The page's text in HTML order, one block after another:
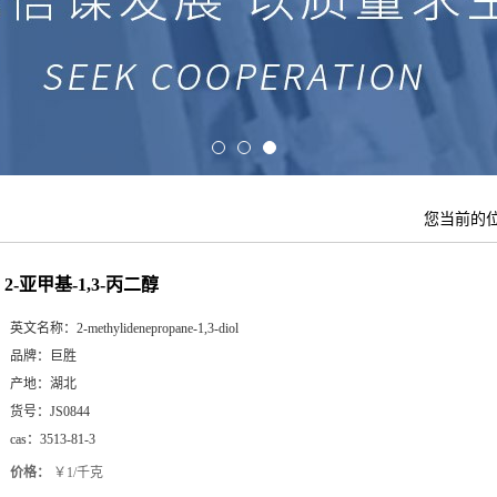
您当前的
2-亚甲基-1,3-丙二醇
英文名称： 2-methylidenepropane-1,3-diol
品牌：
巨胜
产地： 湖北
货号： JS0844
cas： 3513-81-3
价格： ￥1/千克